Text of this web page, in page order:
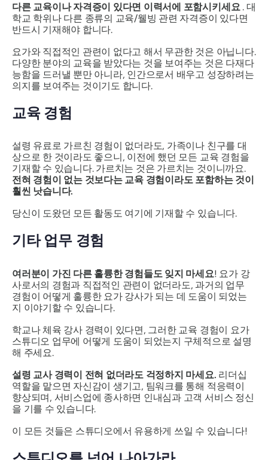
다른 교육이나 자격증이 있다면 이력서에 포함시키세요 . 대
학교 학위나 다른 종류의 교육/웰빙 관련 자격증이 있다면
반드시 기재해야 합니다.
요가와 직접적인 관련이 없다고 해서 무관한 것은 아닙니다.
다양한 분야의 교육을 받았다는 것을 보여주는 것은 다재다
능함을 드러낼 뿐만 아니라, 인간으로서 배우고 성장하려는
의지를 보여주는 것이기도 합니다.
교육 경험
설령 유료로 가르친 경험이 없더라도, 가족이나 친구를 대
상으로 한 것이라도 좋으니, 이전에 했던 모든 교육 경험을
기재할 수 있습니다. 가르치는 것은 가르치는 것이니까요.
전혀 경험이 없는 것보다는 교육 경험이라도 포함하는 것이
훨씬 낫습니다.
당신이 도왔던 모든 활동도 여기에 기재할 수 있습니다.
기타 업무 경험
여러분이 가진 다른 훌륭한 경험들도 잊지 마세요! 요가 강
사로서의 경험과 직접적인 관련이 없더라도, 과거의 업무
경험이 어떻게 훌륭한 요가 강사가 되는 데 도움이 되었는
지 이야기할 수 있습니다.
학교나 체육 강사 경력이 있다면, 그러한 교육 경험이 요가
스튜디오 업무에 어떻게 도움이 되었는지 구체적으로 설명
해 주세요.
설령 교사 경력이 전혀 없더라도 걱정하지 마세요. 리더십
역할을 맡으면 자신감이 생기고, 팀워크를 통해 적응력이
향상되며, 서비스업에 종사하면 인내심과 고객 서비스 정신
을 기를 수 있습니다.
이 모든 것들은 스튜디오에서 유용하게 쓰일 수 있습니다!